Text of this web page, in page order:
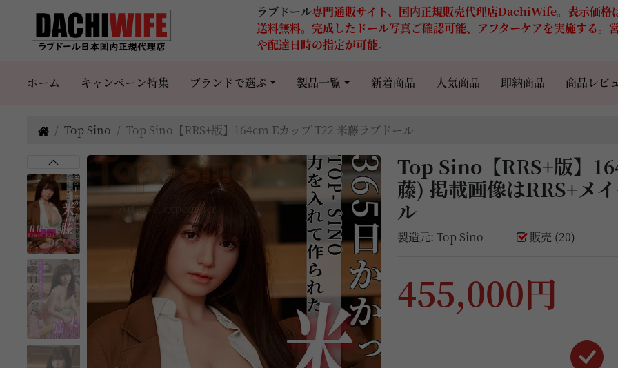
ラブドール専門通販サイト、国内正規販売代理店DachiWife。表示価格
送料無料。完成したドール写真ご確認可能、アフターケアを実施する。
や配達日時の指定が可能。
ホーム キャンペーン特集 ブランドで選ぶ 製品一覧 新着商品 人気商品 即納商品 商品レビ
Top Sino Top Sino【RRS+版】164cm Eカップ T22 米藤ラブドール
Top Sino【RRS+版】
藤) 掲載画像はRRS+メ
ル
製造元:Top Sino 販売 (20)
455,000円